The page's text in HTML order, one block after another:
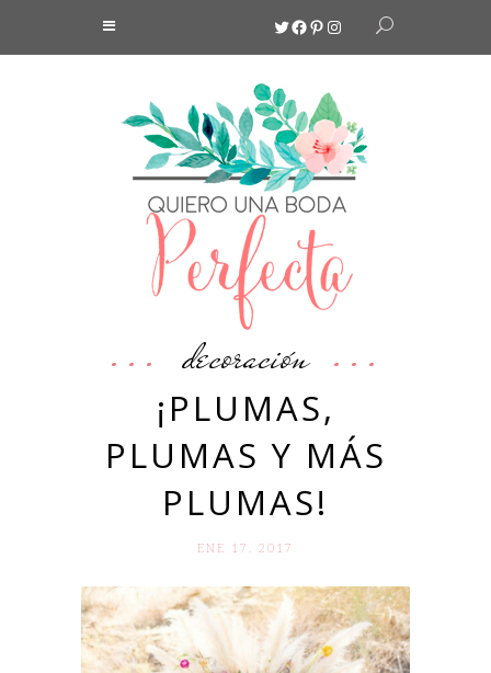
Twitter
Facebook
Pinterest
Instagram
decoración
¡PLUMAS,
PLUMAS Y MÁS
PLUMAS!
ENE 17. 2017